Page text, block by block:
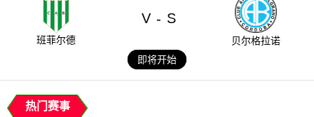
班菲尔德
V - S
贝尔格拉诺
即将开始
热门赛事